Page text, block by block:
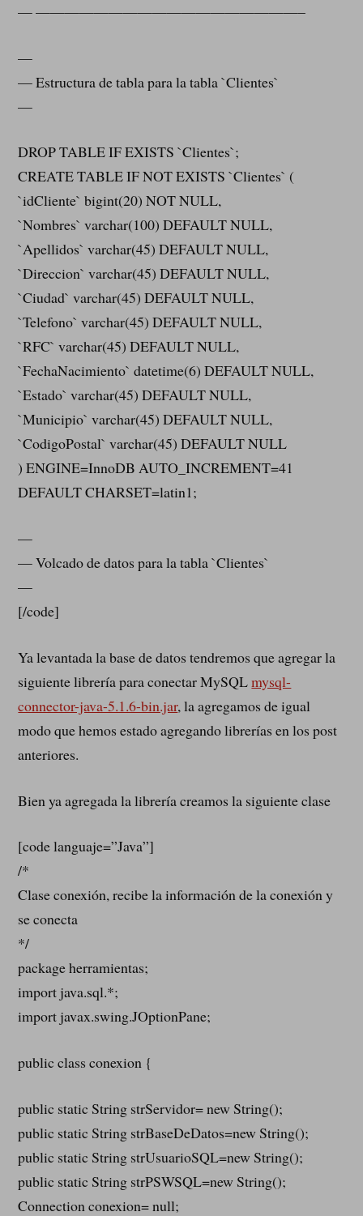
— ——————————————————–
—
— Estructura de tabla para la tabla `Clientes`
—
DROP TABLE IF EXISTS `Clientes`;
CREATE TABLE IF NOT EXISTS `Clientes` (
`idCliente` bigint(20) NOT NULL,
`Nombres` varchar(100) DEFAULT NULL,
`Apellidos` varchar(45) DEFAULT NULL,
`Direccion` varchar(45) DEFAULT NULL,
`Ciudad` varchar(45) DEFAULT NULL,
`Telefono` varchar(45) DEFAULT NULL,
`RFC` varchar(45) DEFAULT NULL,
`FechaNacimiento` datetime(6) DEFAULT NULL,
`Estado` varchar(45) DEFAULT NULL,
`Municipio` varchar(45) DEFAULT NULL,
`CodigoPostal` varchar(45) DEFAULT NULL
) ENGINE=InnoDB AUTO_INCREMENT=41
DEFAULT CHARSET=latin1;
—
— Volcado de datos para la tabla `Clientes`
—
[/code]
Ya levantada la base de datos tendremos que agregar la
siguiente librería para conectar MySQLmysql-
connector-java-5.1.6-bin.jar, la agregamos de igual
modo que hemos estado agregando librerías en los post
anteriores.
Bien ya agregada la librería creamos la siguiente clase
[code languaje=”Java”]
/*
Clase conexión, recibe la información de la conexión y
se conecta
*/
package herramientas;
import java.sql.*;
import javax.swing.JOptionPane;
public class conexion {
public static String strServidor= new String();
public static String strBaseDeDatos=new String();
public static String strUsuarioSQL=new String();
public static String strPSWSQL=new String();
Connection conexion= null;